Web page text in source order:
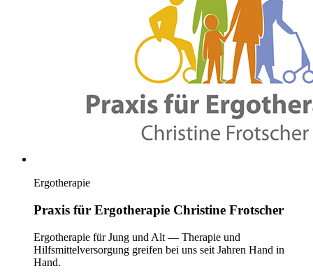
Ergotherapie
Praxis für Ergotherapie Christine Frotscher
Ergotherapie für Jung und Alt — Therapie und
Hilfsmittelversorgung greifen bei uns seit Jahren Hand in
Hand.